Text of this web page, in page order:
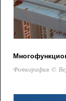
Фотография ©